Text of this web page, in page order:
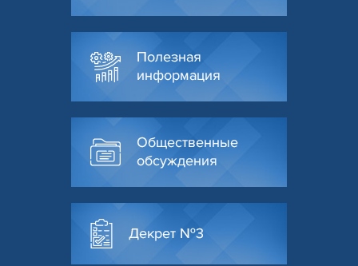
Полезная
информация
Общественные
обсуждения
Декрет №3